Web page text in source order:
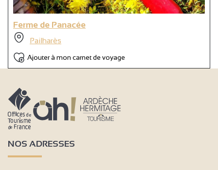
Ferme de Panacée
Pailharès
Ajouter à mon carnet de voyage
NOS ADRESSES